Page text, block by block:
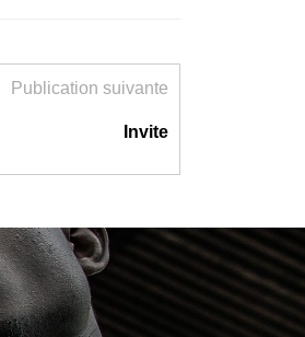
Publication suivante
Invite